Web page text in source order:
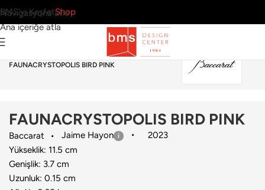
Navigasyona atla
Ana içeriğe atla
BMS’yi KeşfetShop
Dekoratif Obje›Baccarat
FAUNACRYSTOPOLIS BIRD PINK
FAUNACRYSTOPOLIS BIRD PINK
Baccarat Jaime Hayon
2023
Yükseklik: 11.5 cm
Genişlik: 3.7 cm
Uzunluk: 0.15 cm